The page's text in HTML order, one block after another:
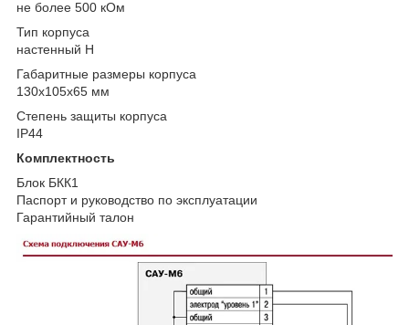
не более 500 кОм
Тип корпуса
настенный Н
Габаритные размеры корпуса
130х105х65 мм
Степень защиты корпуса
IP44
Комплектность
Блок БКК1
Паспорт и руководство по эксплуатации
Гарантийный талон